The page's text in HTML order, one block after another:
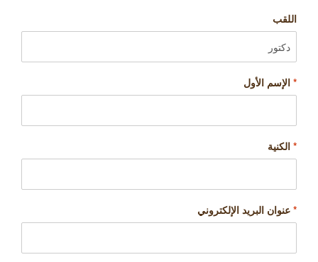
اللقب
* الإسم الأول
* الكنية
* عنوان البريد الإلكتروني